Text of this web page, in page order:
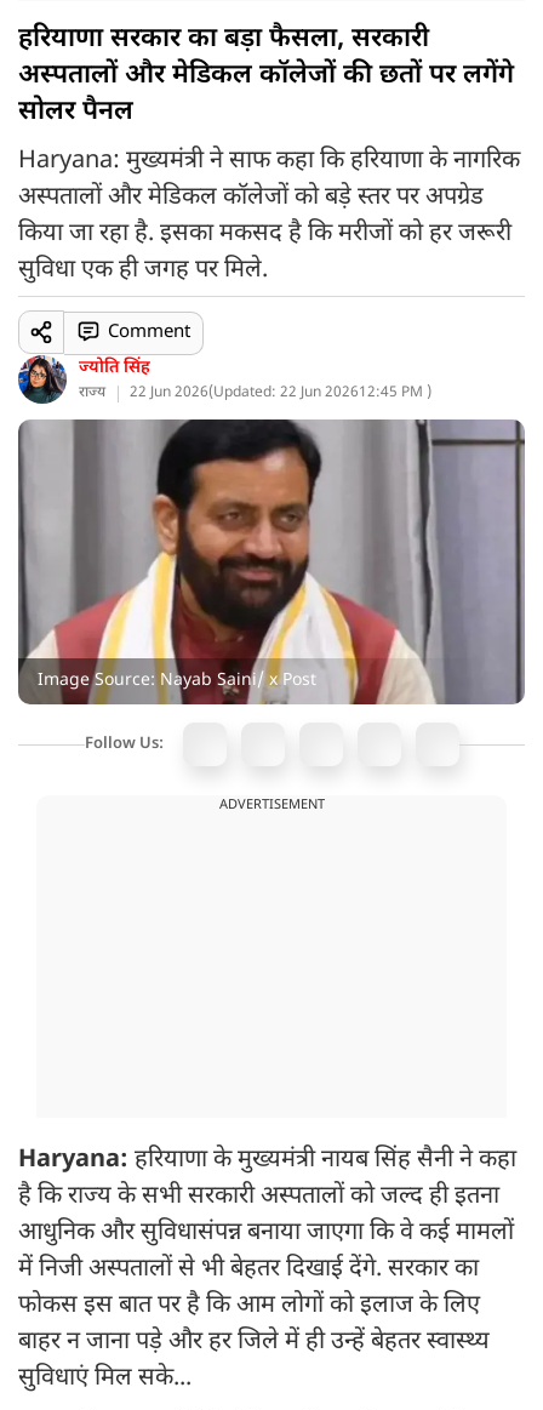
हरियाणा सरकार का बड़ा फैसला, सरकारी
अस्पतालों और मेडिकल कॉलेजों की छतों पर लगेंगे
सोलर पैनल
Haryana: मुख्यमंत्री ने साफ कहा कि हरियाणा के नागरिक
अस्पतालों और मेडिकल कॉलेजों को बड़े स्तर पर अपग्रेड
किया जा रहा है. इसका मकसद है कि मरीजों को हर जरूरी
सुविधा एक ही जगह पर मिले.
ज्योति सिंह
राज्य 22 Jun 2026(Updated: 22 Jun 202612:45 PM )
Comment
Image Source: Nayab Saini/ x Post
Follow Us:
ADVERTISEMENT
Haryana: हरियाणा के मुख्यमंत्री नायब सिंह सैनी ने कहा
है कि राज्य के सभी सरकारी अस्पतालों को जल्द ही इतना
आधुनिक और सुविधासंपन्न बनाया जाएगा कि वे कई मामलों
में निजी अस्पतालों से भी बेहतर दिखाई देंगे. सरकार का
फोकस इस बात पर है कि आम लोगों को इलाज के लिए
बाहर न जाना पड़े और हर जिले में ही उन्हें बेहतर स्वास्थ्य
सुविधाएं मिल सके...